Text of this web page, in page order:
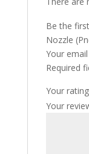
Be the
Nozzle
Your
Required
Your rating
Your